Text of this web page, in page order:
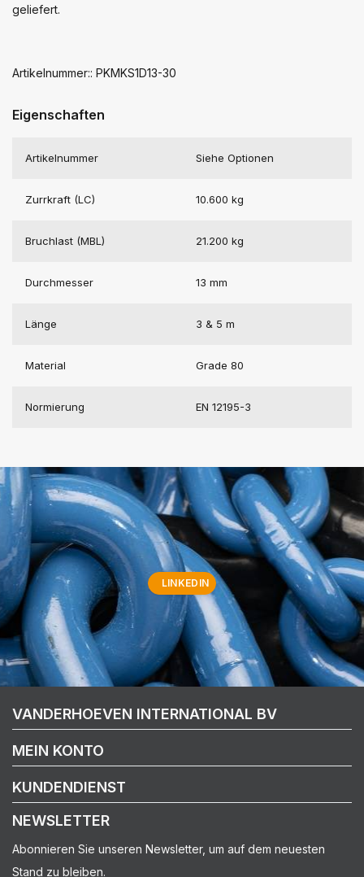
geliefert.
Artikelnummer:: PKMKS1D13-30
Eigenschaften
Artikelnummer Siehe Optionen
Zurrkraft (LC) 10.600 kg
Bruchlast (MBL) 21.200 kg
Durchmesser 13 mm
Länge 3 & 5 m
Material Grade 80
Normierung EN 12195-3
LINKEDIN
VANDERHOEVEN INTERNATIONAL BV
MEIN KONTO
KUNDENDIENST
NEWSLETTER
Abonnieren Sie unseren Newsletter, um auf dem neuesten
Stand zu bleiben.